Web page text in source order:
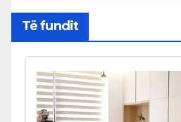
Të fundit